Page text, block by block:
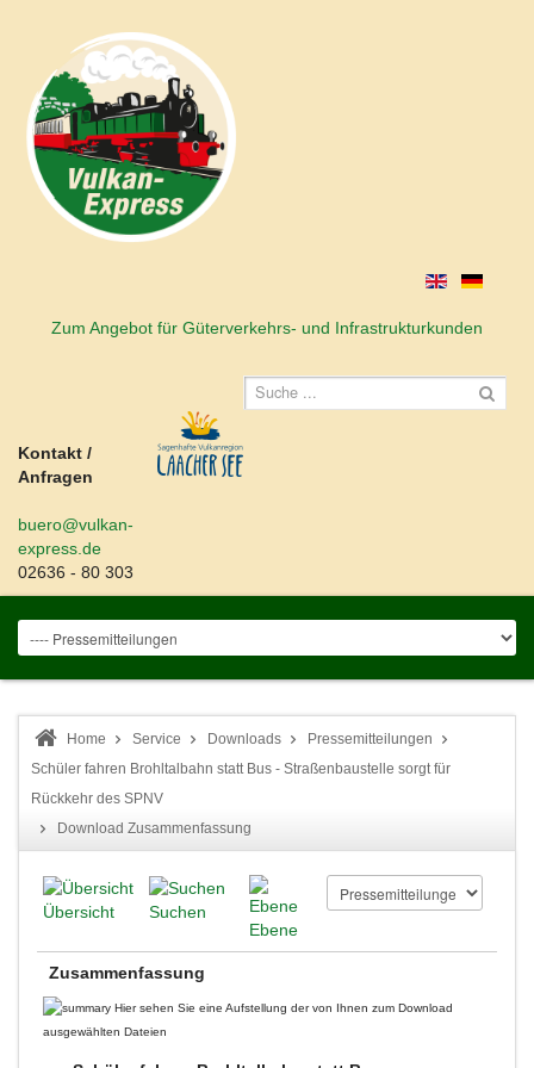
Zum Angebot für Güterverkehrs- und Infrastrukturkunden
Kontakt /
Anfragen
buero@vulkan-
express.de
02636 - 80 303
Home Service Downloads
Pressemitteilungen
Schüler fahren Brohltalbahn statt Bus - Straßenbaustelle sorgt für
Rückkehr des SPNV
Download Zusammenfassung
Übersicht
Suchen
Ebene
Zusammenfassung
Hier sehen Sie eine Aufstellung der von Ihnen zum Download
ausgewählten Dateien